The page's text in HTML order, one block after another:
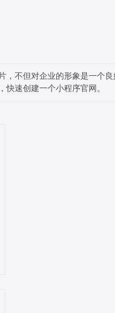
，不但对企业的形象是一个
快速创建一个小程序官网。